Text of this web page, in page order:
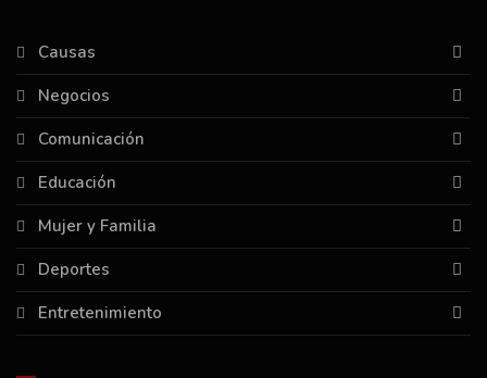
Causas
Negocios
Comunicación
Educación
Mujer y Familia
Deportes
Entretenimiento